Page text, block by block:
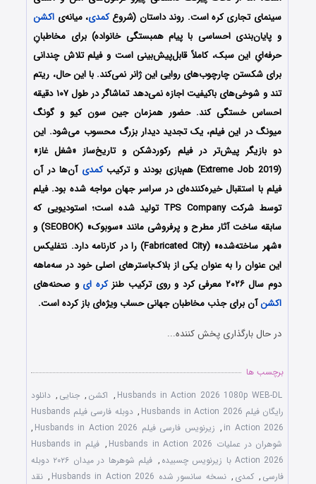
سینمای تجاری کره است. روند داستان (شروعکمدی، میانه‌ی اکشن
و پایان‌بندی احساسی با پیام همبستگی خانواده) برای مخاطبانِ
حرفه‌ایِ این سبک، کاملاً قابل‌پیش‌بینی است و فیلم تلاش چندانی
برای شکستن چارچوب‌های روایی این ژانر نمی‌کند. با این حال، ریتم
تند و شوخی‌های باکیفیت اجازه نمی‌دهد تماشاگر در طول ۱۰۷ دقیقه
احساس خستگی کند. حضور همزمان جین سون کیو و گونگ
میونگ در این فیلم، یک تجدید دیدار بزرگ محسوب می‌شود. این
دو بازیگر پیش‌تر در فیلم رکوردشکن و تاریخ‌ساز «شغل غاز»
(Extreme Job 2019) هم‌بازی بودند و ترکیب
کمدی آن‌ها در آن
فیلم با استقبال خیره‌کننده‌ای در سراسر جهان مواجه شده بود. فیلم
توسط شرکت TPS Company تولید شده است؛ استودیویی که
سابقه ساخت آثار مطرح و پرفروشی مانند «سوبوک» (SEOBOK) و
«شهر ساخته‌شده» (Fabricated City) را در کارنامه دارد. نتفلیکس
این عنوان را به عنوان یکی از بلاک‌باسترهای اصلی خود در سه‌ماهه
دوم سال ۲۰۲۶ معرفی کرد و روی ترکیب طنز
کره ای و صحنه‌های
اکشنآن برای جذب مخاطبان جهانی حساب ویژه‌ای باز کرده است.
در حال بارگذاری پخش کننده...
برچسب ها
Husbands in Action 2026 1080p WEB-DL
, اکشن , جنایی , دانلود
رایگان فیلم Husbands in Action 2026
,
دوبله فارسی فیلم Husbands
in Action 2026
, زیرنویس فارسی فیلم Husbands in Action 2026
,
شوهران در عملیات Husbands in Action 2026
,
فیلم Husbands in
Action 2026 با زیرنویس چسبیده
,
فیلم شوهرها در میدان ۲۰۲۶ دوبله
فارسی , کمدی , نسخه سانسور شده Husbands in Action 2026 , نقد